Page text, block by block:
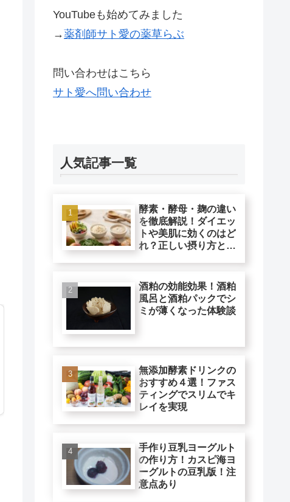
YouTubeも始めてみました
→薬剤師サト愛の薬草らぶ
問い合わせはこちら
サト愛へ問い合わせ
人気記事一覧
酵素・酵母・麹の違い
を徹底解説！ダイエッ
トや美肌に効くのはど
れ？正しい摂り方と注
酒粕の効能効果！酒粕
風呂と酒粕パックでシ
ミが薄くなった体験談
無添加酵素ドリンクの
おすすめ４選！ファス
ティングでスリムでキ
レイを実現
手作り豆乳ヨーグルト
の作り方！カスピ海ヨ
ーグルトの豆乳版！注
意点あり